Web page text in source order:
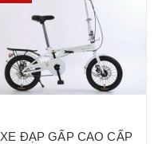
XE ĐẠP GẤP CAO CẤP